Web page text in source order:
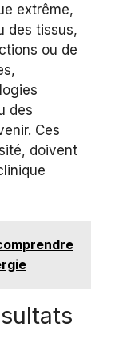
extrême,
des tissus,
ou de
des
Ces
doivent